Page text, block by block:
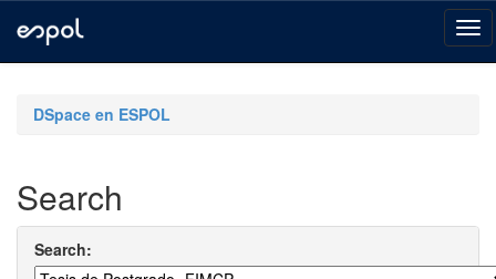
navigationDSpace en ESPOL
Search
Search: